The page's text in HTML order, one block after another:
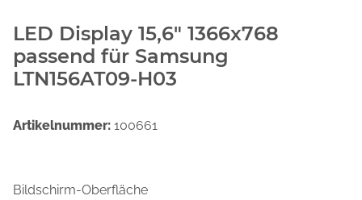
LED Display 15,6" 1366x768
passend für Samsung
LTN156AT09-H03
Artikelnummer: 100661
Bildschirm-Oberfläche